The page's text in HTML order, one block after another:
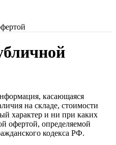
касающаяся
на складе, стоимости
характер и ни при каких
офертой, определяемой
кодекса РФ.